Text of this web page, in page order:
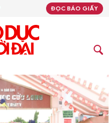
ĐỌC BÁO GIẤY